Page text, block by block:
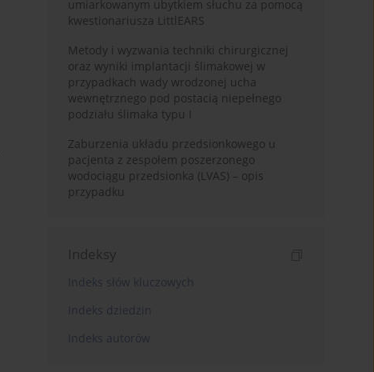
umiarkowanym ubytkiem słuchu za pomocą
kwestionariusza LittlEARS
Metody i wyzwania techniki chirurgicznej
oraz wyniki implantacji ślimakowej w
przypadkach wady wrodzonej ucha
wewnętrznego pod postacią niepełnego
podziału ślimaka typu I
Zaburzenia układu przedsionkowego u
pacjenta z zespołem poszerzonego
wodociągu przedsionka (LVAS) – opis
przypadku
Indeksy
Indeks słów kluczowych
Indeks dziedzin
Indeks autorów